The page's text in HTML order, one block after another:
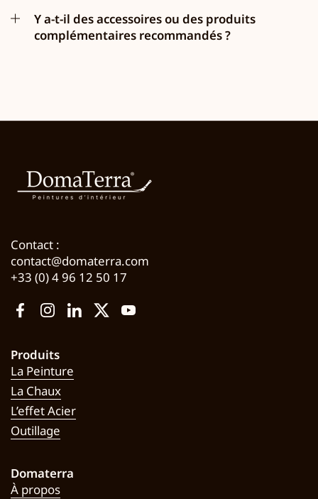
Y a-t-il des accessoires ou des produits
complémentaires recommandés ?
Contact :
contact@domaterra.com
+33 (0) 4 96 12 50 17
FacebookInstagram
LinkedIn
TwitterYouTube
Produits
La Peinture
La Chaux
L’effet Acier
Outillage
Domaterra
À propos